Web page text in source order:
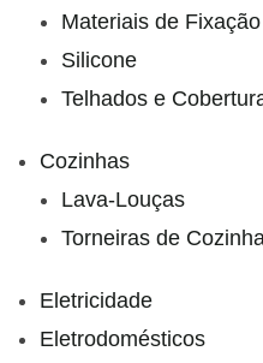
Materiais de Fixação
Silicone
Telhados e
Cozinhas
Lava-Louças
Torneiras de
Eletricidade
Eletrodomésticos